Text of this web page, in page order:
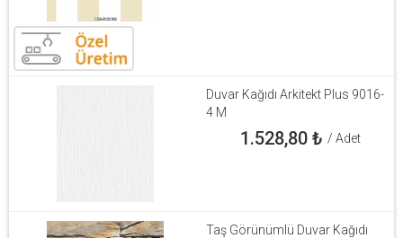
Duvar Kağıdı Arkitekt Plus 9016-
4 M
1.528,80₺ / Adet
Taş Görünümlü Duvar Kağıdı